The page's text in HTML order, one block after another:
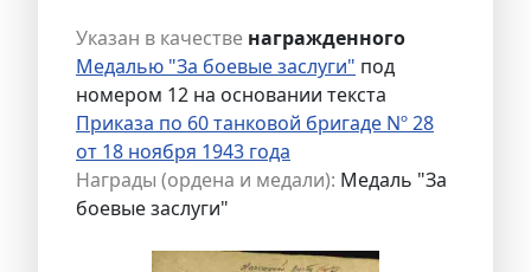
Указан в качестве награжденного
Медалью "За боевые заслуги" под
номером 12 на основании текста
Приказа по 60 танковой бригаде Nº 28
от 18 ноября 1943 года
Награды (ордена и медали): Медаль "За
боевые заслуги"